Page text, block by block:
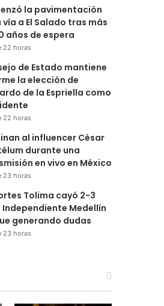
la pavimentación
vía a El Salado tras más
años de espera
22 horas
de Estado mantiene
la elección de
de la Espriella como
22 horas
al influencer César
durante una
en vivo en México
23 horas
Tolima cayó 2-3
Independiente Medellín
generando dudas
23 horas